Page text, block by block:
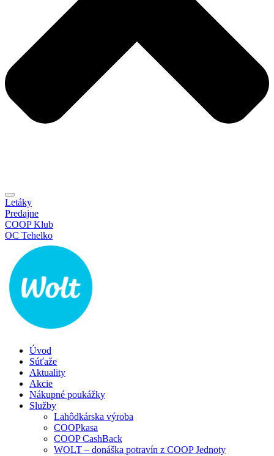
Letáky
Predajne
COOP Klub
OC Tehelko
Úvod
Súťaže
Aktuality
Akcie
Nákupné poukážky
Služby
Lahôdkárska výroba
COOPkasa
COOP CashBack
WOLT – donáška potravín z COOP Jednoty